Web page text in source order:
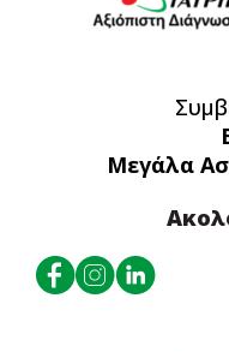
Μεγάλα